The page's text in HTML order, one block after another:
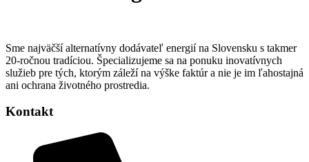
Sme najväčší alternatívny dodávateľ energií na Slovensku s takmer
20-ročnou tradíciou. Špecializujeme sa na ponuku inovatívnych
služieb pre tých, ktorým záleží na výške faktúr a nie je im ľahostajná
ani ochrana životného prostredia.
Kontakt